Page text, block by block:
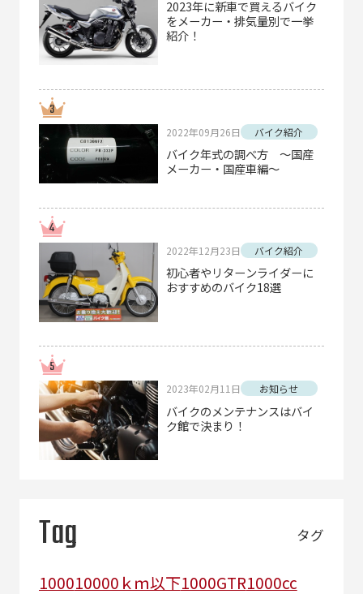
2023年に新車で買えるバイク
をメーカー・排気量別で一挙
紹介！
2022年09月26日 バイク紹介
バイク年式の調べ方 ～国産
メーカー・国産車編～
2022年12月23日 バイク紹介
初心者やリターンライダーに
おすすめのバイク18選
2023年02月11日 お知らせ
バイクのメンテナンスはバイ
ク館で決まり！
Tag タグ
100010000ｋｍ以下1000GTR1000cc